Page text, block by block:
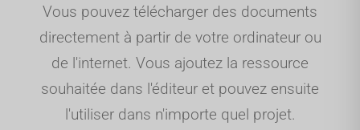
Vous pouvez télécharger des documents
directement à partir de votre ordinateur ou
de l'internet. Vous ajoutez la ressource
souhaitée dans l'éditeur et pouvez ensuite
l'utiliser dans n'importe quel projet.